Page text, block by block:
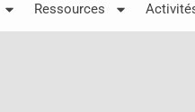
Ressources